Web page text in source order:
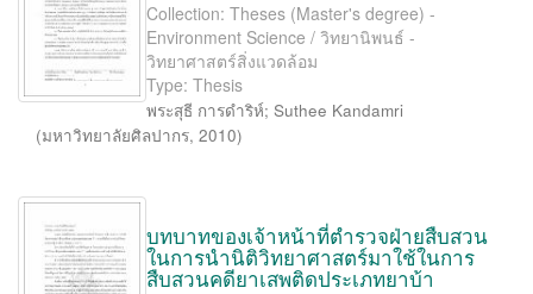
Collection: Theses (Master's degree) -
Environment Science / วิทยานิพนธ์ -
วิทยาศาสตร์สิ่งแวดล้อม
Type: Thesis
พระสุธี การดำริห์; Suthee Kandamri
(มหาวิทยาลัยศิลปากร, 2010)
บทบาทของเจ้าหน้าที่ตำรวจฝ่ายสืบสวน
ในการนำนิติวิทยาศาสตร์มาใช้ในการ
สืบสวนคดียาเสพติดประเภทยาบ้า